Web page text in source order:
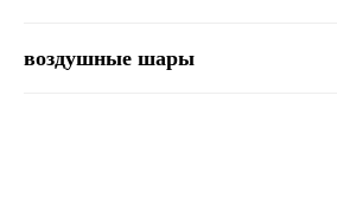
воздушные шары